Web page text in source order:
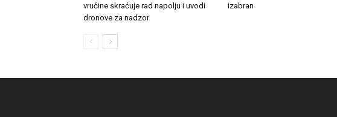
vrućine skraćuje rad napolju i uvodi
dronove za nadzor
izabran